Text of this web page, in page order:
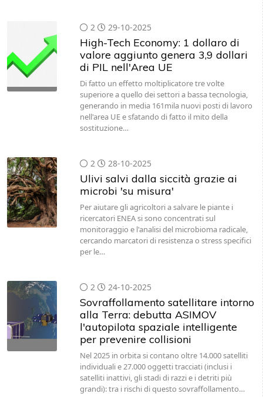
2 29-10-2025
High-Tech Economy: 1 dollaro di
valore aggiunto genera 3,9 dollari
di PIL nell'Area UE
Di fatto un effetto moltiplicatore tre volte
superiore a quello dei settori a bassa tecnologia,
generando in media 161mila nuovi posti di lavoro
nell'area UE e sfatando di fatto il mito della
sostituzione…
2 28-10-2025
Ulivi salvi dalla siccità grazie ai
microbi 'su misura'
Per aiutare gli agricoltori a salvare le piante i
ricercatori ENEA si sono concentrati sul
monitoraggio e l'analisi del microbioma radicale,
cercando marcatori di resistenza o stress specifici
per le…
2 24-10-2025
Sovraffollamento satellitare intorno
alla Terra: debutta ASIMOV
l'autopilota spaziale intelligente
per prevenire collisioni
Nel 2025 in orbita si contano oltre 14.000 satelliti
individuali e 27.000 oggetti tracciati (inclusi i
satelliti inattivi, gli stadi di razzi e i detriti più
grandi): tra i rischi di questo sovraffollamento…